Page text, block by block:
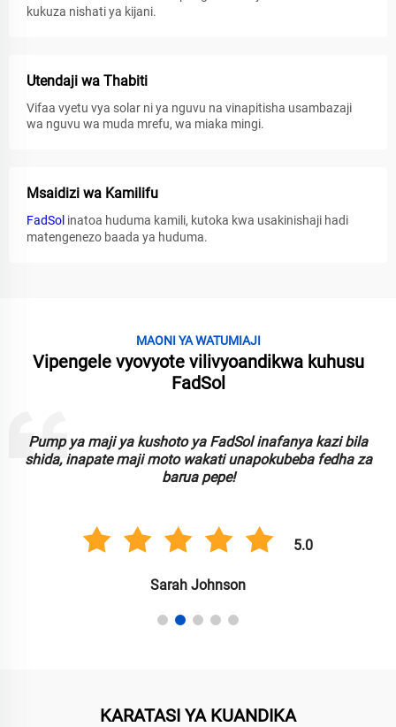
kukuza nishati ya kijani.
Utendaji wa Thabiti
Vifaa vyetu vya solar ni ya nguvu na vinapitisha usambazaji
wa nguvu wa muda mrefu, wa miaka mingi.
Msaidizi wa Kamilifu
FadSol inatoa huduma kamili, kutoka kwa usakinishaji hadi
matengenezo baada ya huduma.
MAONI YA WATUMIAJI
Vipengele vyovyote vilivyoandikwa kuhusu
FadSol
Taa za kushoto za FadSol ni nzuri, mbadala na inaweza
kufidi. Zinazofaa kwa kupanga uzuri wa bustani wangu kwa
usimbaji!
5.0
Anil Singh
KARATASI YA KUANDIKA